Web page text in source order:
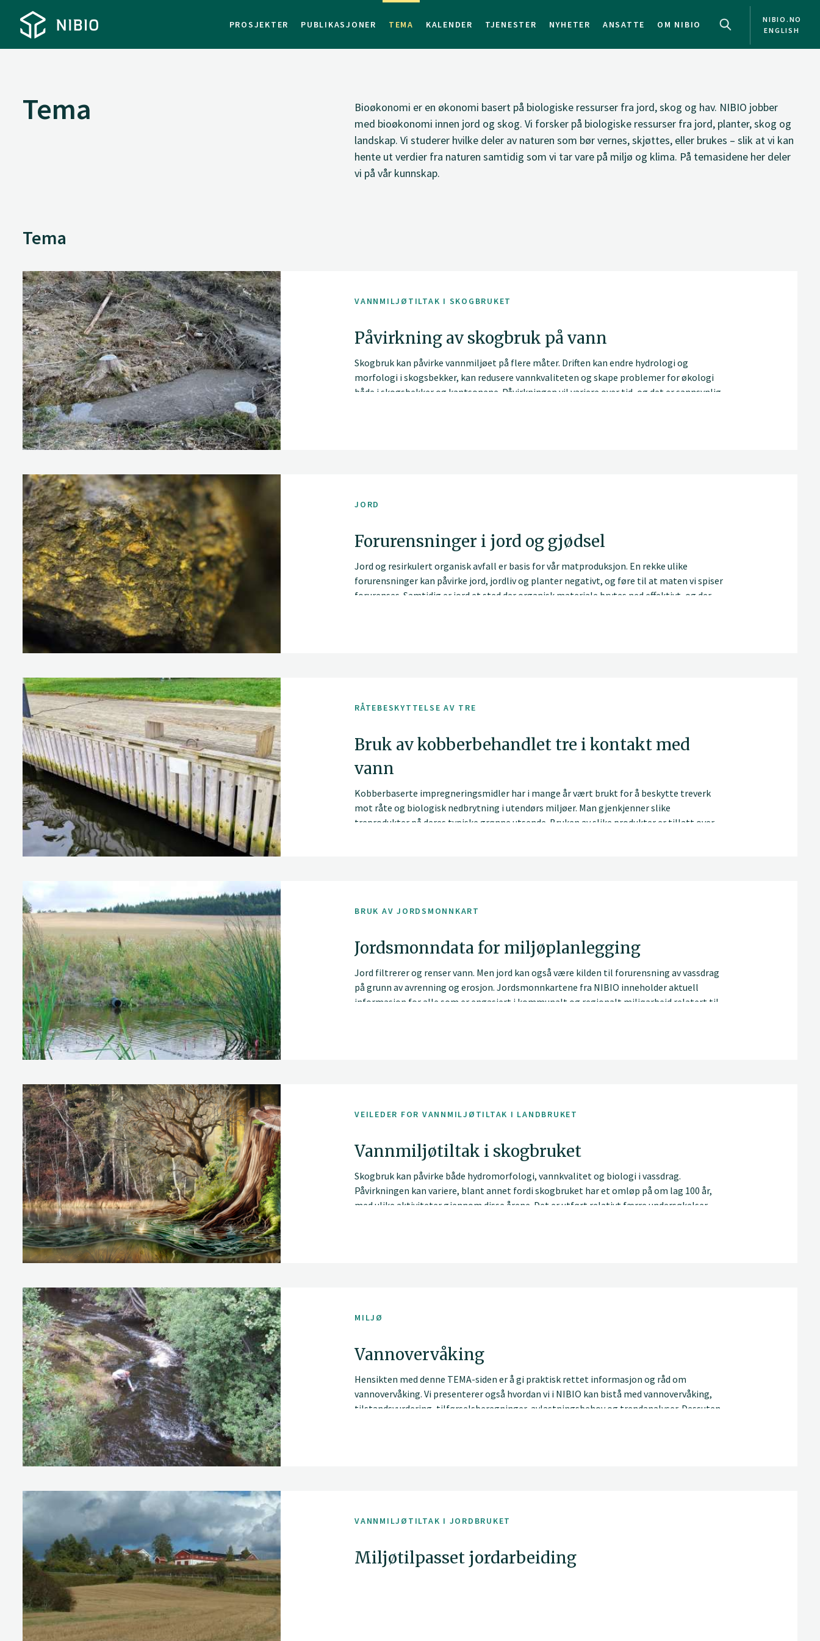
PROSJEKTER PUBLIKASJONER TEMA KALENDER TJENESTER NYHETER ANSATTE OM NIBIO
NIBIO.NO
ENGLISH
Tema
Bioøkonomi er en økonomi basert på biologiske ressurser fra jord, skog og hav. NIBIO jobber
med bioøkonomi innen jord og skog. Vi forsker på biologiske ressurser fra jord, planter, skog og
landskap. Vi studerer hvilke deler av naturen som bør vernes, skjøttes, eller brukes – slik at vi kan
hente ut verdier fra naturen samtidig som vi tar vare på miljø og klima. På temasidene her deler
vi på vår kunnskap.
Tema
VANNMILJØTILTAK I SKOGBRUKET
Påvirkning av skogbruk på vann
Skogbruk kan påvirke vannmiljøet på flere måter. Driften kan endre hydrologi og
morfologi i skogsbekker, kan redusere vannkvaliteten og skape problemer for økologi
både i skogsbekker og kantsonene. Påvirkningen vil variere over tid, og det er sannsynlig
JORD
Forurensninger i jord og gjødsel
Jord og resirkulert organisk avfall er basis for vår matproduksjon. En rekke ulike
forurensninger kan påvirke jord, jordliv og planter negativt, og føre til at maten vi spiser
forurenses. Samtidig er jord et sted der organisk materiale brytes ned effektivt, og der
RÅTEBESKYTTELSE AV TRE
Bruk av kobberbehandlet tre i kontakt med
vann
Kobberbaserte impregneringsmidler har i mange år vært brukt for å beskytte treverk
mot råte og biologisk nedbrytning i utendørs miljøer. Man gjenkjenner slike
treprodukter på deres typiske grønne utsende. Bruken av slike produkter er tillatt over
BRUK AV JORDSMONNKART
Jordsmonndata for miljøplanlegging
Jord filtrerer og renser vann. Men jord kan også være kilden til forurensning av vassdrag
på grunn av avrenning og erosjon. Jordsmonnkartene fra NIBIO inneholder aktuell
informasjon for alle som er engasjert i kommunalt og regionalt miljøarbeid relatert til
VEILEDER FOR VANNMILJØTILTAK I LANDBRUKET
Vannmiljøtiltak i skogbruket
Skogbruk kan påvirke både hydromorfologi, vannkvalitet og biologi i vassdrag.
Påvirkningen kan variere, blant annet fordi skogbruket har et omløp på om lag 100 år,
med ulike aktiviteter gjennom disse årene. Det er utført relativt færre undersøkelser
MILJØ
Vannovervåking
Hensikten med denne TEMA-siden er å gi praktisk rettet informasjon og råd om
vannovervåking. Vi presenterer også hvordan vi i NIBIO kan bistå med vannovervåking,
tilstandsvurdering, tilførselsberegninger, avlastningsbehov og trendanalyser. Dessuten
VANNMILJØTILTAK I JORDBRUKET
Miljøtilpasset jordarbeiding